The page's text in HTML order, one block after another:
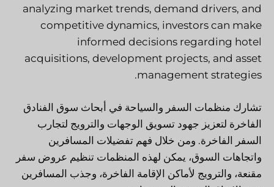
analyzing market trends, demand drivers, and
competitive dynamics, investors can make
informed decisions regarding hotel
acquisitions, development projects, and asset
management strategies.
تشارك منظمات السفر والسياحة في أبحاث سوق الفنادق
الفاخرة لتعزيز جهود تسويق الوجهات والترويج لتجارب
السفر الفاخرة. ومن خلال فهم تفضيلات المسافرين
واتجاهات السوق، يمكن لهذه المنظمات تنظيم عروض سفر
مقنعة، والترويج لأماكن الإقامة الفاخرة، وجذب المسافرين